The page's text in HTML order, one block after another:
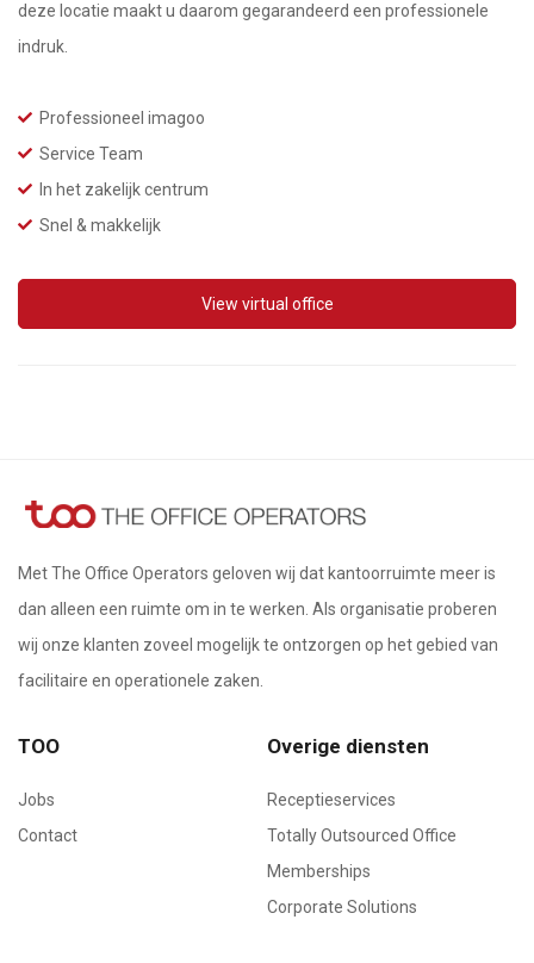
deze locatie maakt u daarom gegarandeerd een professionele
indruk.
Professioneel imagoo
Service Team
In het zakelijk centrum
Snel & makkelijk
View virtual office
Met The Office Operators geloven wij dat kantoorruimte meer is
dan alleen een ruimte om in te werken. Als organisatie proberen
wij onze klanten zoveel mogelijk te ontzorgen op het gebied van
facilitaire en operationele zaken.
TOO
Jobs
Contact
Overige diensten
Receptieservices
Totally Outsourced Office
Memberships
Corporate Solutions